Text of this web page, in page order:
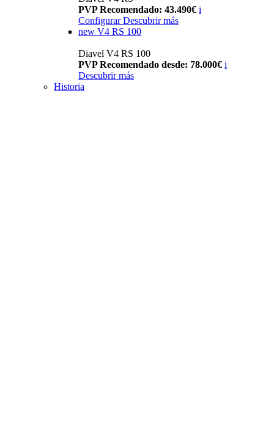
PVP Recomendado: 43.490€ i
Configurar Descubrir más
new V4 RS 100
Diavel V4 RS 100
PVP Recomendado desde: 78.000€ i
Descubrir más
Historia